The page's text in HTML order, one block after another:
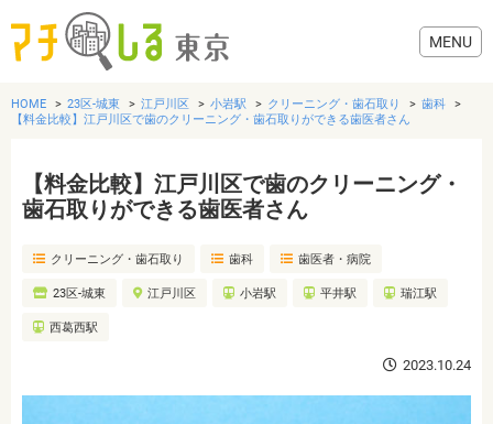
グルメ
美容・健康
歯医者・病院
おでかけ
HOME 23区-城東 江戸川区 小岩駅 クリーニング・歯石取り
歯科
【料金比較】江戸川区で歯のクリーニング・歯石取りができる歯医者さん
【料金比較】江戸川区で歯のクリーニング・
歯石取りができる歯医者さん
クリーニング・歯石取り 歯科 歯医者・病院
23区-城東 江戸川区 小岩駅 平井駅 瑞江駅
西葛西駅
2023.10.24